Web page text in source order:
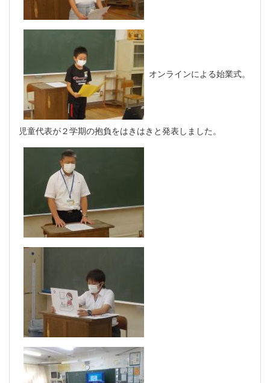
オンラインによる始業式。
児童代表が２学期の抱負をはきはきと発表しました。